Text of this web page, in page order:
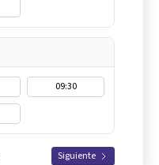
09:30
Siguiente